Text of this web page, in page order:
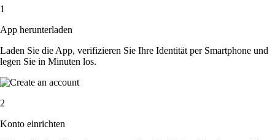
1
App herunterladen
Laden Sie die App, verifizieren Sie Ihre Identität per Smartphone und
legen Sie in Minuten los.
2
Konto einrichten